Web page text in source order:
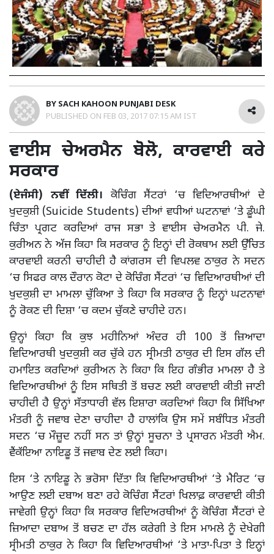
BY SACH KAHOON PUNJABI DESK
PUBLISHED ON FEB 03, 2017 07:15 AM IST
ਵਾਈਸ ਚੇਅਰਮੈਨ ਬੋਲੋ, ਕਾਰਵਾਈ ਕਰੇ
ਸਰਕਾਰ
(ਏਜੰਸੀ) ਨਵੀਂ ਦਿੱਲੀ। ਕੋਚਿੰਗ ਸੈਂਟਰਾਂ ‘ਚ ਵਿਦਿਆਰਥੀਆਂ ਦੇ
ਖੁਦਕੁਸ਼ੀ (Suicide Students) ਦੀਆਂ ਵਧੀਆਂ ਘਟਨਾਵਾਂ ‘ਤੇ ਡੂੰਘੀ
ਚਿੰਤਾ ਪ੍ਰਗਟ ਕਰਦਿਆਂ ਰਾਜ ਸਭਾ ਤੇ ਵਾਈਸ ਚੇਅਰਮੈਨ ਪੀ. ਜੇ.
ਕੁਰੀਅਨ ਨੇ ਅੱਜ ਕਿਹਾ ਕਿ ਸਰਕਾਰ ਨੂੰ ਇਨ੍ਹਾਂ ਦੀ ਰੋਕਥਾਮ ਲਈ ਉੱਚਿਤ
ਕਾਰਵਾਈ ਕਰਨੀ ਚਾਹੀਦੀ ਹੈ ਕਾਂਗਰਸ ਦੀ ਵਿਪਲਵ ਠਾਕੁਰ ਨੇ ਸਦਨ
‘ਚ ਸਿਫਰ ਕਾਲ ਦੌਰਾਨ ਕੋਟਾ ਦੇ ਕੋਚਿੰਗ ਸੈਂਟਰਾਂ ‘ਚ ਵਿਦਿਆਰਥੀਆਂ ਦੀ
ਖੁਦਕੁਸ਼ੀ ਦਾ ਮਾਮਲਾ ਚੁੱਕਿਆ ਤੇ ਕਿਹਾ ਕਿ ਸਰਕਾਰ ਨੂੰ ਇਨ੍ਹਾਂ ਘਟਨਾਵਾਂ
ਨੂੰ ਰੋਕਣ ਦੀ ਦਿਸ਼ਾ ‘ਚ ਕਦਮ ਚੁੱਕਣੇ ਚਾਹੀਦੇ ਹਨ।
ਉਨ੍ਹਾਂ ਕਿਹਾ ਕਿ ਕੁਝ ਮਹੀਨਿਆਂ ਅੰਦਰ ਹੀ 100 ਤੋਂ ਜ਼ਿਆਦਾ
ਵਿਦਿਆਰਥੀ ਖੁਦਕੁਸ਼ੀ ਕਰ ਚੁੱਕੇ ਹਨ ਸ੍ਰੀਮਤੀ ਠਾਕੁਰ ਦੀ ਇਸ ਗੱਲ ਦੀ
ਹਮਾਇਤ ਕਰਦਿਆਂ ਕੁਰੀਅਨ ਨੇ ਕਿਹਾ ਕਿ ਇਹ ਗੰਭੀਰ ਮਾਮਲਾ ਹੈ ਤੇ
ਵਿਦਿਆਰਥੀਆਂ ਨੂੰ ਇਸ ਸਥਿਤੀ ਤੋਂ ਬਚਣ ਲਈ ਕਾਰਵਾਈ ਕੀਤੀ ਜਾਣੀ
ਚਾਹੀਦੀ ਹੈ ਉਨ੍ਹਾਂ ਸੱਤਾਧਾਰੀ ਵੱਲ ਇਸ਼ਾਰਾ ਕਰਦਿਆਂ ਕਿਹਾ ਕਿ ਸਿੱਖਿਆ
ਮੰਤਰੀ ਨੂੰ ਜਵਾਬ ਦੇਣਾ ਚਾਹੀਦਾ ਹੈ ਹਾਲਾਂਕਿ ਉਸ ਸਮੇਂ ਸਬੰਧਿਤ ਮੰਤਰੀ
ਸਦਨ ‘ਚ ਮੌਜ਼ੂਦ ਨਹੀਂ ਸਨ ਤਾਂ ਉਨ੍ਹਾਂ ਸੂਚਨਾ ਤੇ ਪ੍ਰਸਾਰਨ ਮੰਤਰੀ ਐਮ.
ਵੈਂਕੱਇਆ ਨਾਇਡੂ ਤੋਂ ਜਵਾਬ ਦੇਣ ਲਈ ਕਿਹਾ।
ਇਸ ‘ਤੇ ਨਾਇਡੂ ਨੇ ਭਰੋਸਾ ਦਿੱਤਾ ਕਿ ਵਿਦਿਆਰਥੀਆਂ ‘ਤੇ ਮੈਰਿਟ ‘ਚ
ਆਉਣ ਲਈ ਦਬਾਅ ਬਣਾ ਰਹੇ ਕੋਚਿੰਗ ਸੈਂਟਰਾਂ ਖਿਲਾਫ਼ ਕਾਰਵਾਈ ਕੀਤੀ
ਜਾਵੇਗੀ ਉਨ੍ਹਾਂ ਕਿਹਾ ਕਿ ਸਰਕਾਰ ਵਿਦਿਅਰਥੀਆਂ ਨੂੰ ਕੋਚਿੰਗ ਸੈਂਟਰਾਂ ਦੇ
ਜ਼ਿਆਦਾ ਦਬਾਅ ਤੋਂ ਬਚਣ ਦਾ ਹੱਲ ਕਰੇਗੀ ਤੇ ਇਸ ਮਾਮਲੇ ਨੂੰ ਦੇਖੇਗੀ
ਸ੍ਰੀਮਤੀ ਠਾਕੁਰ ਨੇ ਕਿਹਾ ਕਿ ਵਿਦਿਆਰਥੀਆਂ ‘ਤੇ ਮਾਤਾ-ਪਿਤਾ ਤੇ ਇਨ੍ਹਾਂ